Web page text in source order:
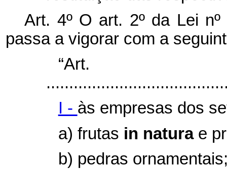
Art. 4º O art. 2º da Lei
passa a vigorar com a
I - às empresas dos
a) frutas in natura e
b) pedras